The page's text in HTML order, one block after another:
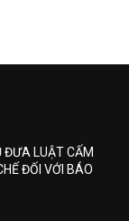
ĐƯA LUẬT CẤM
ĐỐI VỚI BÁO